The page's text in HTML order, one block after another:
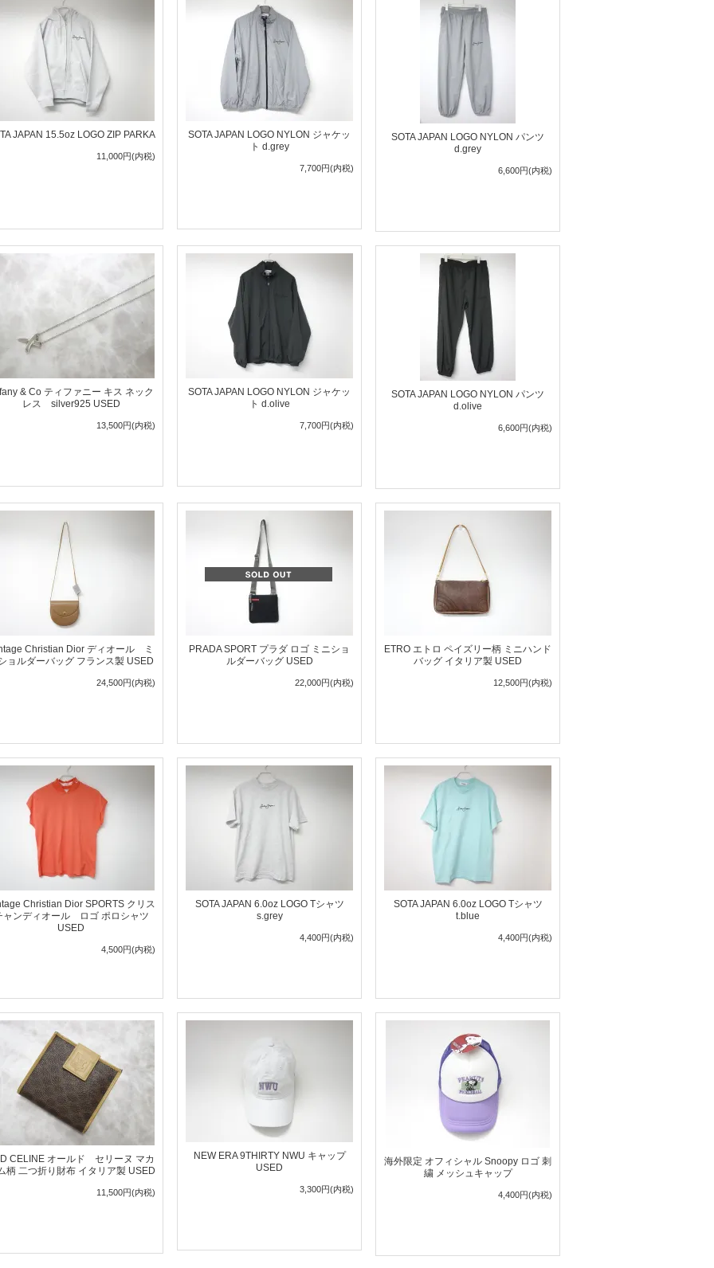
JAPAN 15.5oz LOGO ZIP PARKA
11,000円(内税)
SOTA JAPAN LOGO NYLON ジャケッ
ト d.grey
7,700円(内税)
SOTA JAPAN LOGO NYLON パンツ
d.grey
6,600円(内税)
& Co ティファニー キス ネック
レス silver925 USED
13,500円(内税)
SOTA JAPAN LOGO NYLON ジャケッ
ト d.olive
7,700円(内税)
SOTA JAPAN LOGO NYLON パンツ
d.olive
6,600円(内税)
Christian Dior ディオール ミ
ョルダーバッグ フランス製 USED
24,500円(内税)
PRADA SPORT プラダ ロゴ ミニショ
ルダーバッグ USED
22,000円(内税)
ETRO エトロ ペイズリー柄 ミニハンド
バッグ イタリア製 USED
12,500円(内税)
Christian Dior SPORTS クリス
ャンディオール ロゴ ポロシャツ
USED
4,500円(内税)
SOTA JAPAN 6.0oz LOGO Tシャツ
s.grey
4,400円(内税)
SOTA JAPAN 6.0oz LOGO Tシャツ
t.blue
4,400円(内税)
CELINE オールド セリーヌ マカ
柄 二つ折り財布 イタリア製 USED
11,500円(内税)
NEW ERA 9THIRTY NWU キャップ
USED
3,300円(内税)
海外限定 オフィシャル Snoopy ロゴ 刺
繍 メッシュキャップ
4,400円(内税)